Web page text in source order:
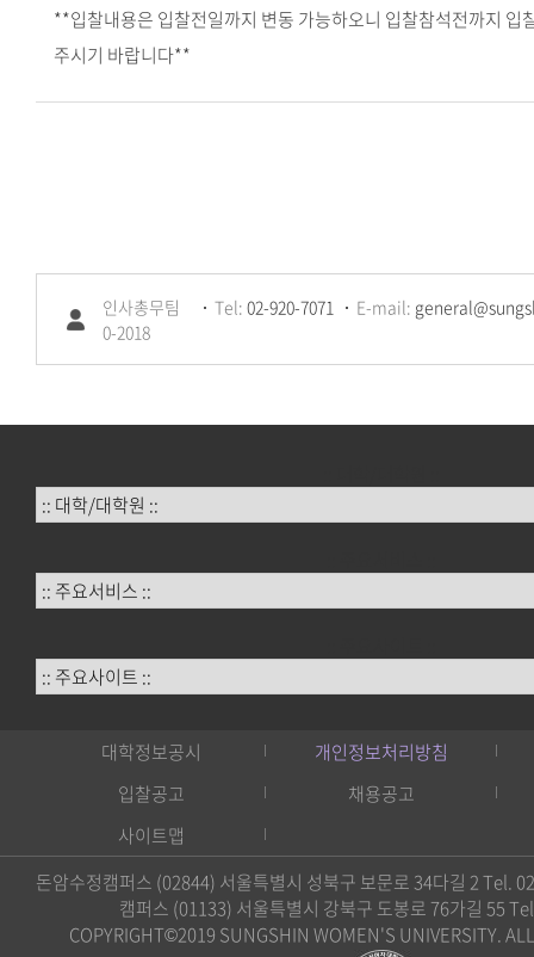
**입찰내용은 입찰전일까지 변동 가능하오니 입찰참석전까지 입
주시기 바랍니다**
인사총무팀 Tel: 02-920-7071 E-mail:
0-2018
대학정보공시
개인정보처리방침
입찰공고
채용공고
사이트맵
돈암수정캠퍼스 (02844) 서울특별시 성북구 보문로 34다길 2 Tel.
캠퍼스 (01133) 서울특별시 강북구 도봉로 76가길 55
COPYRIGHT©2019 SUNGSHIN WOMEN'S UNIVERSITY.